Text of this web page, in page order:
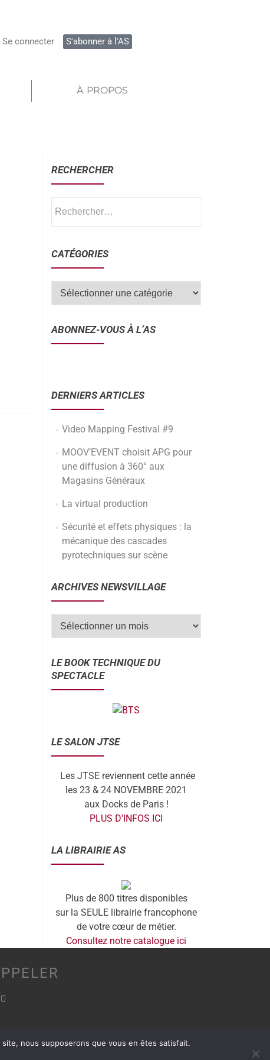
Se connecter S'abonner à l'AS
À PROPOS
RECHERCHER
CATÉGORIES
ABONNEZ-VOUS À L’AS
DERNIERS ARTICLES
Video Mapping Festival #9
MOOV’EVENT choisit APG pour
une diffusion à 360° aux
Magasins Généraux
La virtual production
Sécurité et effets physiques : la
mécanique des cascades
pyrotechniques sur scène
ARCHIVES NEWSVILLAGE
LE BOOK TECHNIQUE DU
SPECTACLE
LE SALON JTSE
Les JTSE reviennent cette année
les 23 & 24 NOVEMBRE 2021
aux Docks de Paris !
PLUS D'INFOS ICI
LA LIBRAIRIE AS
Plus de 800 titres disponibles
sur la SEULE librairie francophone
de votre cœur de métier.
Consultez notre catalogue ici
nous supposerons que vous en êtes satisfait.